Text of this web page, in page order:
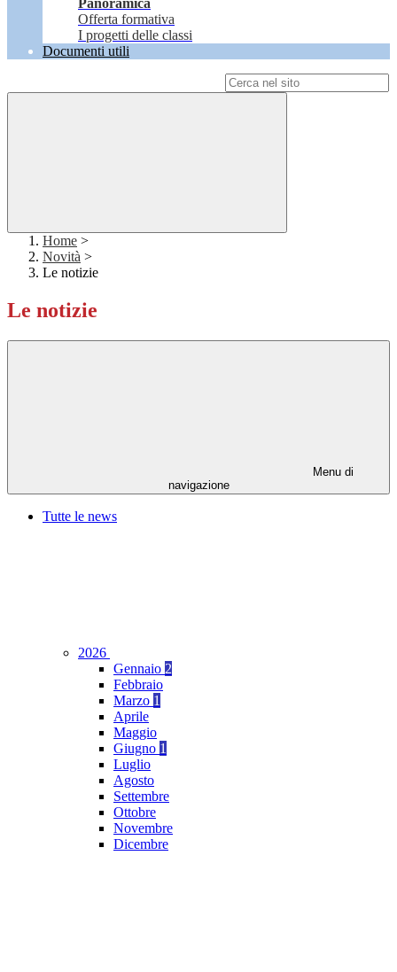
Panoramica
Offerta formativa
I progetti delle classi
Documenti utili
Home >
Novità >
Le notizie
Le notizie
Menu di
navigazione
Tutte le news
2026
Gennaio 2
Febbraio
Marzo 1
Aprile
Maggio
Giugno 1
Luglio
Agosto
Settembre
Ottobre
Novembre
Dicembre